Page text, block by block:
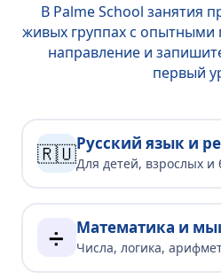
В Palme School занятия
живых группах с опытными
направление и
первый
🇷🇺Русский язык и
Для детей, взрослых и
➗ Математика и
Числа, логика,